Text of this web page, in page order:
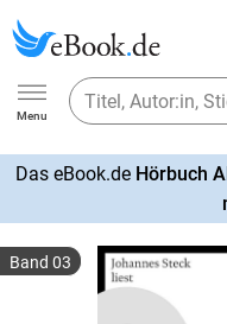
Ebook.de
Menu
Das eBook.de Hörbuch
Band 03